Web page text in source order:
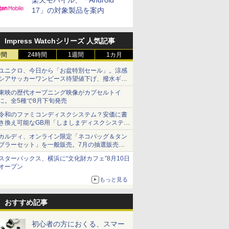
17」の対象製品を案内
Impress Watchシリーズ 人気記事
24時間 1週間 1カ月
ニクロ、今日から「お盆特別セール」。涼感
アサッカーワンピース待望値下げ、撥水ギア
ョーツは1990円に
映の歴代オープニング映像がカプセルトイ
。全5種で8月下旬発売
和のファミコンディスクシステム？安価に書
換え可能なGB用「しましまディスクシステ
」
ルディ、オンライン限定「ネコバッグ＆タン
ラーセット」を一般販売。7月の抽選販売の
選無効分
ターバックス、横浜に“文化財カフェ”8月10日
ープン
もっと見る
おすすめ記事
初心者の方におくる、スマー